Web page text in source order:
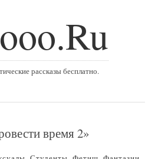
рассказы бесплатно.
время 2»